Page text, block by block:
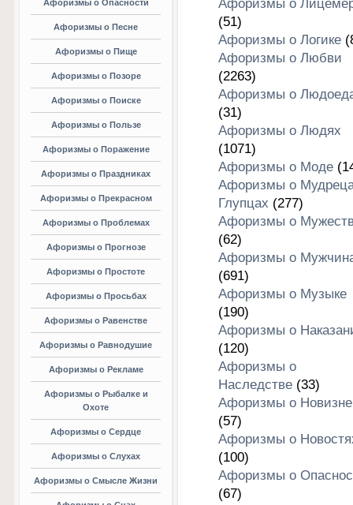
Афоризмы о Опасности
Афоризмы о Песне
Афоризмы о Пище
Афоризмы о Позоре
Афоризмы о Поиске
Афоризмы о Пользе
Афоризмы о Поражение
Афоризмы о Праздниках
Афоризмы о Прекрасном
Афоризмы о Проблемах
Афоризмы о Прогнозе
Афоризмы о Простоте
Афоризмы о Просьбах
Афоризмы о Равенстве
Афоризмы о Равнодушие
Афоризмы о Рекламе
Афоризмы о Рыбалке и
Охоте
Афоризмы о Сердце
Афоризмы о Слухах
Афоризмы о Смысле Жизни
Афоризмы о
(51)
Афоризмы о Логике
Афоризмы о Любви
(2263)
Афоризмы о
(31)
Афоризмы о Людях
(1071)
Афоризмы о Моде
Афоризмы о
Глупцах (277)
Афоризмы о
(62)
Афоризмы о
(691)
Афоризмы о Музыке
(190)
Афоризмы о
(120)
Афоризмы о
Наследстве(33)
Афоризмы о Новизне
(57)
Афоризмы о
(100)
Афоризмы о
(67)